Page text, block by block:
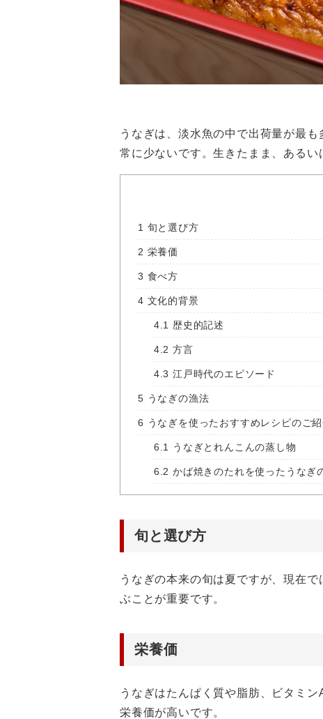
うなぎは、淡水魚の中で出荷量が最
常に少ないです。生きたまま、あるい
1 旬と選び方
2 栄養価
3 食べ方
4 文化的背景
4.1 歴史的記述
4.2 方言
4.3 江戸時代のエピソード
5 うなぎの漁法
6 うなぎを使ったおすすめレシピのご
6.1 うなぎとれんこんの蒸し物
6.2 かば焼きのたれを使ったうなぎ
旬と選び方
うなぎの本来の旬は夏ですが、現在
ぶことが重要です。
栄養価
うなぎはたんぱく質や脂肪、ビタミ
栄養価が高いです。